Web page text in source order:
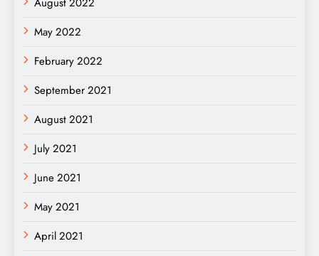
May 2022
February 2022
September 2021
August 2021
July 2021
June 2021
May 2021
April 2021